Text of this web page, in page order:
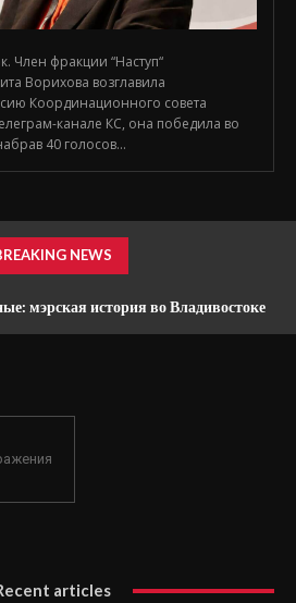
Член фракции “Наступ“
Ворихова возглавила
Координационного совета
канале КС, она победила во
40 голосов...
NEWS
мэрская история во Владивостоке
articles